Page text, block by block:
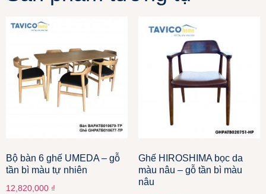
Bộ bàn 6 ghế UMEDA – gỗ
tần bì màu tự nhiên
12,820,000 ₫
Ghế HIROSHIMA bọc da
màu nâu – gỗ tần bì màu
nâu